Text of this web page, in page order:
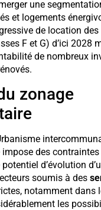
une
et logements
de location
F et G) d’ici 2028
de nombreux
zonage
des
d’évolution
soumis à des
notamment dans
les